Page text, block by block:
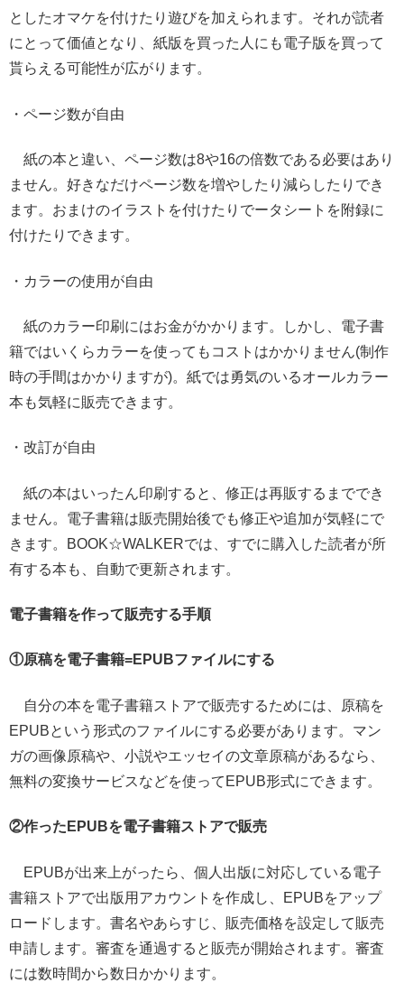
としたオマケを付けたり遊びを加えられます。それが読者
にとって価値となり、紙版を買った人にも電子版を買って
貰らえる可能性が広がります。
・ページ数が自由
紙の本と違い、ページ数は8や16の倍数である必要はあり
ません。好きなだけページ数を増やしたり減らしたりでき
ます。おまけのイラストを付けたりでータシートを附録に
付けたりできます。
・カラーの使用が自由
紙のカラー印刷にはお金がかかります。しかし、電子書
籍ではいくらカラーを使ってもコストはかかりません(制作
時の手間はかかりますが)。紙では勇気のいるオールカラー
本も気軽に販売できます。
・改訂が自由
紙の本はいったん印刷すると、修正は再販するまででき
ません。電子書籍は販売開始後でも修正や追加が気軽にで
きます。BOOK☆WALKERでは、すでに購入した読者が所
有する本も、自動で更新されます。
電子書籍を作って販売する手順
①原稿を電子書籍=EPUBファイルにする
自分の本を電子書籍ストアで販売するためには、原稿を
EPUBという形式のファイルにする必要があります。マン
ガの画像原稿や、小説やエッセイの文章原稿があるなら、
無料の変換サービスなどを使ってEPUB形式にできます。
②作った EPUBを電子書籍ストアで販売
EPUBが出来上がったら、個人出版に対応している電子
書籍ストアで出版用アカウントを作成し、EPUBをアップ
ロードします。書名やあらすじ、販売価格を設定して販売
申請します。審査を通過すると販売が開始されます。審査
には数時間から数日かかります。